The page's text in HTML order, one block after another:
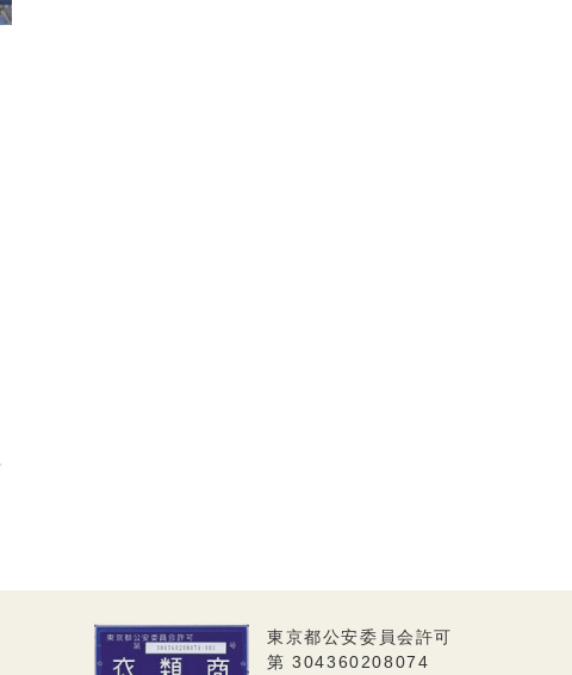
東京都公安委員会許可
第 304360208074